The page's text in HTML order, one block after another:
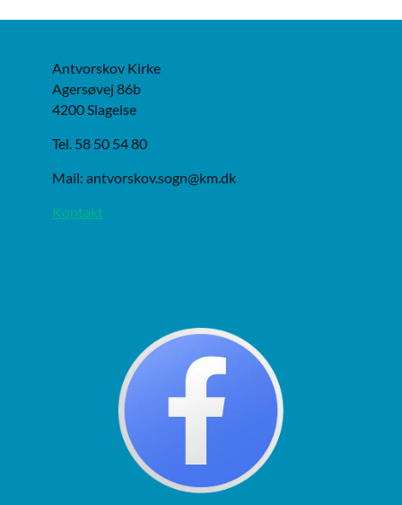
Antvorskov Kirke
Agersøvej 86b
4200 Slagelse
Tel. 58 50 54 80
Mail: antvorskov.sogn@km.dk
Kontakt